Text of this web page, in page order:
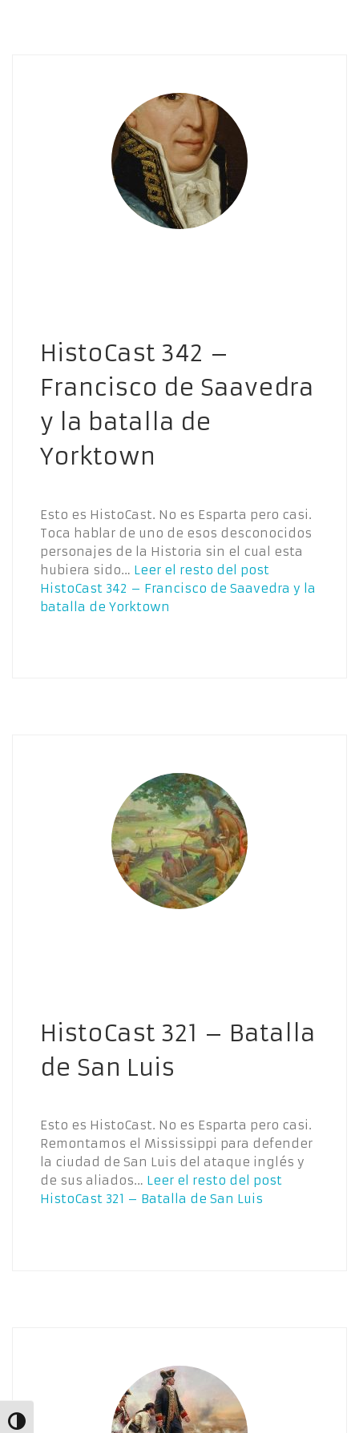
Alternar alto contraste
HistoCast 342 –
Francisco de Saavedra
y la batalla de
Yorktown
Esto es HistoCast. No es Esparta pero casi.
Toca hablar de uno de esos desconocidos
personajes de la Historia sin el cual esta
hubiera sido… Leer el resto del post
HistoCast 342 – Francisco de Saavedra y la
batalla de Yorktown
HistoCast 321 – Batalla
de San Luis
Esto es HistoCast. No es Esparta pero casi.
Remontamos el Mississippi para defender
la ciudad de San Luis del ataque inglés y
de sus aliados… Leer el resto del post
HistoCast 321 – Batalla de San Luis